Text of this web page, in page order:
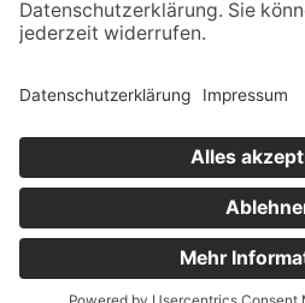
© Stadtmuseum